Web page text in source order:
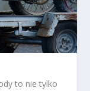
to nie tylko